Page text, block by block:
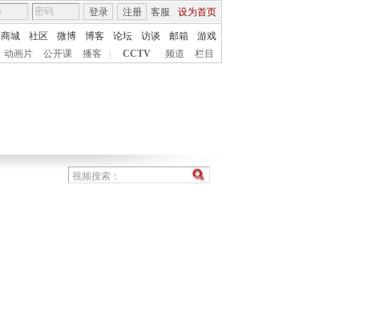
客服 设为首页
登录 注册
商城 社区 微博 博客 论坛 访谈 邮箱
游戏
动画片 公开课 播客 CCTV 频道 栏目